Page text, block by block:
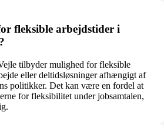
fleksible arbejdstider i
tilbyder mulighed for fleksible
eller deltidsløsninger afhængigt af
politikker. Det kan være en fordel at
for fleksibilitet under jobsamtalen,